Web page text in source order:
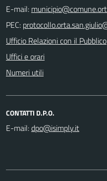
E-mail:
PEC:
Ufficio Relazioni con il Pubblico
Uffici e orari
Numeri utili
CONTATTI D.P.O.
E-mail: